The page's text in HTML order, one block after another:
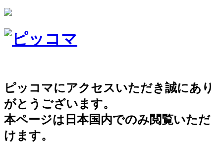
ピッコマにアクセスいただき誠にあり
がとうございます。
本ページは日本国内でのみ閲覧いただ
けます。